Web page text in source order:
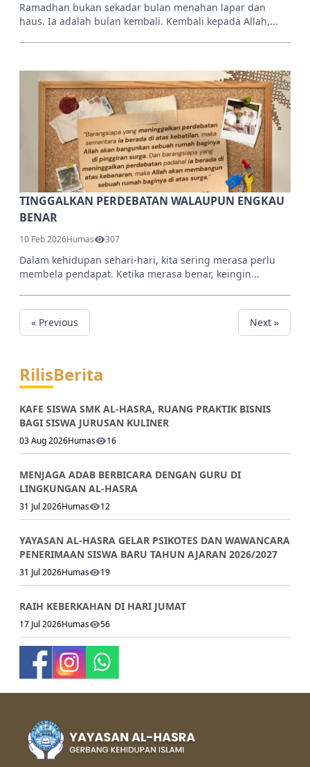
Ramadhan bukan sekadar bulan menahan lapar dan
haus. Ia adalah bulan kembali. Kembali kepada Allah,...
TINGGALKAN PERDEBATAN WALAUPUN ENGKAU
BENAR
10 Feb 2026Humas 307
Dalam kehidupan sehari-hari, kita sering merasa perlu
membela pendapat. Ketika merasa benar, keingin...
« Previous Next »
RilisBerita
KAFE SISWA SMK AL-HASRA, RUANG PRAKTIK BISNIS
BAGI SISWA JURUSAN KULINER
03 Aug 2026Humas 16
MENJAGA ADAB BERBICARA DENGAN GURU DI
LINGKUNGAN AL-HASRA
31 Jul 2026Humas 12
YAYASAN AL-HASRA GELAR PSIKOTES DAN WAWANCARA
PENERIMAAN SISWA BARU TAHUN AJARAN 2026/2027
31 Jul 2026Humas 19
RAIH KEBERKAHAN DI HARI JUMAT
17 Jul 2026Humas 56